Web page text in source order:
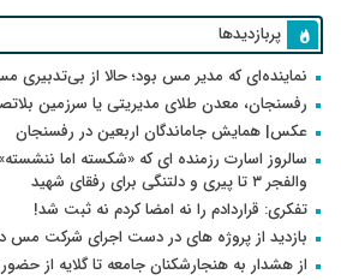
پربازدیدها
نماینده‌ای که مدیر مس بود؛ حالا از
رفسنجان، معدن طلای مدیریتی یا سرزمین
عکس| همایش جاماندگان اربعین در رفسنجان
سالروز اسارت رزمنده ای که «شکسته اما
والفجر ۳ تا پیری و دلتنگی برای رفقای شهید
تفکری: قراردادم را نه امضا کردم نه ثبت شد!
بازدید از پروژه های در دست اجرای شرکت مس
از هشدار به هنجارشکنان جامعه تا گلایه از